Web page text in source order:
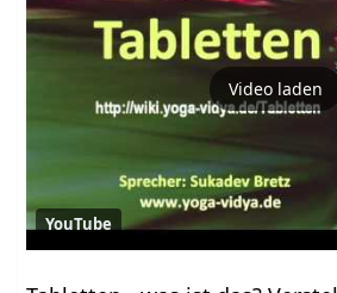
Video laden
YouTube